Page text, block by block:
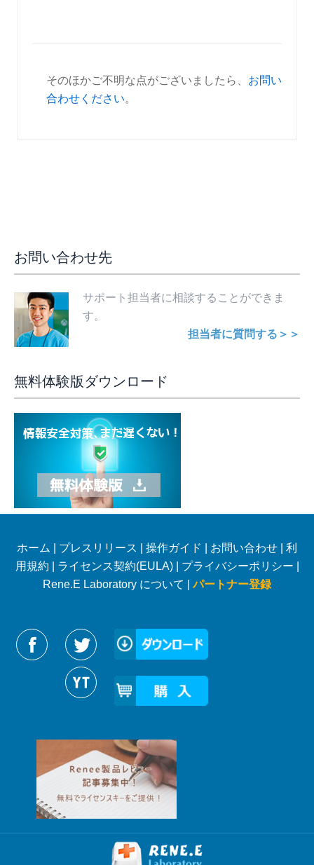
そのほかご不明な点がございましたら、 お問い
合わせください。
お問い合わせ先
サポート担当者に相談することができま
す。
担当者に質問する＞＞
無料体験版ダウンロード
ホーム プレスリリース 操作ガイド お問い合わせ
利
用規約
ライセンス契約(EULA)| プライバシーポリシー
Rene.E Laboratory について |パートナー登録
Reneelabをフォローする